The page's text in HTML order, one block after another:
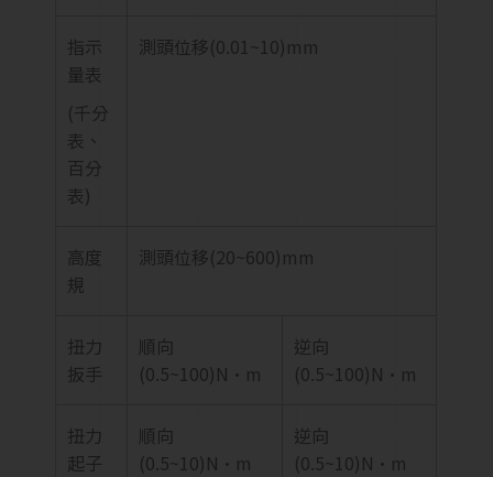
指示
量表
(千分
表、
百分
表)
測頭位移(0.01~10)mm
高度
規
測頭位移(20~600)mm
扭力
扳手
順向
(0.5~100)N·m
逆向
(0.5~100)N·m
扭力
起子
順向
(0.5~10)N·m
逆向
(0.5~10)N·m